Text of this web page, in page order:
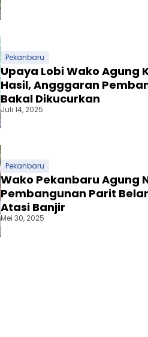
Pekanbaru
Upaya Lobi Wako Agung
Hasil, Angggaran
Bakal Dikucurkan
Juli 14, 2025
Pekanbaru
Wako Pekanbaru Agung
Pembangunan Parit
Atasi Banjir
Mei 30, 2025